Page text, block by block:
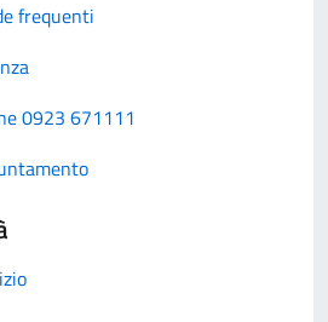
frequenti
0923 671111